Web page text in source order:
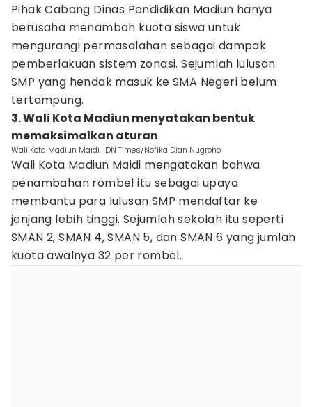
Pihak Cabang Dinas Pendidikan Madiun hanya
berusaha menambah kuota siswa untuk
mengurangi permasalahan sebagai dampak
pemberlakuan sistem zonasi. Sejumlah lulusan
SMP yang hendak masuk ke SMA Negeri belum
tertampung.
3. Wali Kota Madiun menyatakan bentuk
memaksimalkan aturan
Wali Kota Madiun Maidi. IDN Times/Nofika Dian Nugroho
Wali Kota Madiun Maidi mengatakan bahwa
penambahan rombel itu sebagai upaya
membantu para lulusan SMP mendaftar ke
jenjang lebih tinggi. Sejumlah sekolah itu seperti
SMAN 2, SMAN 4, SMAN 5, dan SMAN 6 yang jumlah
kuota awalnya 32 per rombel.